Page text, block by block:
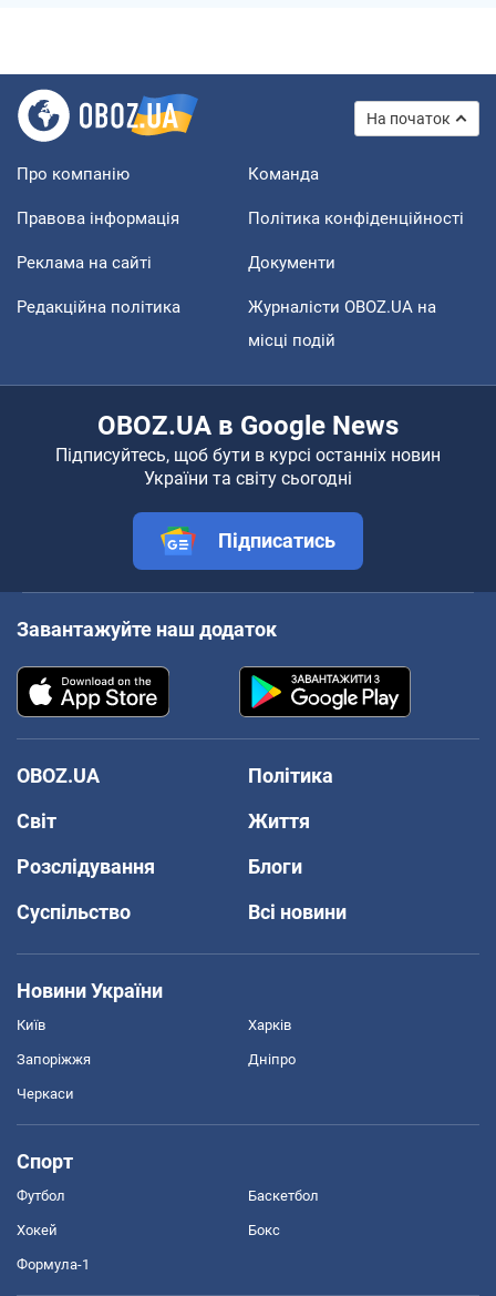
На початок
Про компанію Команда
Правова інформація Політика конфіденційності
Реклама на сайті Документи
Редакційна політика
Журналісти OBOZ.UA на
місці подій
OBOZ.UA в Google News
Підписуйтесь, щоб бути в курсі останніх новин
України та світу сьогодні
Підписатись
Завантажуйте наш додаток
OBOZ.UA
Політика
Світ
Життя
Розслідування
Блоги
Суспільство
Всі новини
Новини України
Київ Харків
Запоріжжя Дніпро
Черкаси
Спорт
Футбол Баскетбол
Хокей Бокс
Формула-1